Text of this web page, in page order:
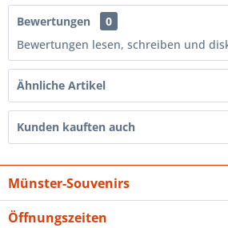
Bewertungen
0
Bewertungen lesen, schreiben und
Ähnliche Artikel
Kunden kauften auch
Münster-Souvenirs
Öffnungszeiten